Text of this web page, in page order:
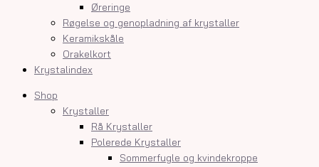
Øreringe
Røgelse og genopladning af krystaller
Keramikskåle
Orakelkort
Krystalindex
Shop
Krystaller
Rå Krystaller
Polerede Krystaller
Sommerfugle og kvindekroppe